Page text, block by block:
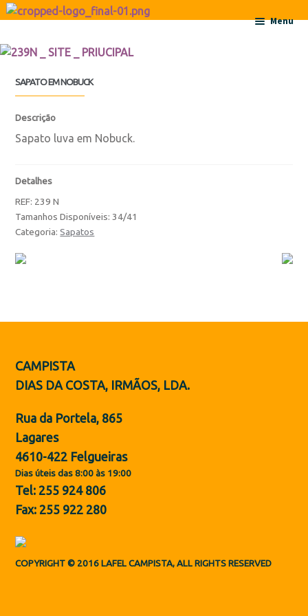
Ir para a navegação
Saltar para o conteúdo
Menu
Botas
Botas
ES
SAPATO EM NOBUCK
Descrição
Sapato luva em Nobuck.
Detalhes
REF: 239 N
Tamanhos Disponíveis: 34/41
Categoria:Sapatos
CAMPISTA
DIAS DA COSTA, IRMÃOS, LDA.
Rua da Portela, 865
Lagares
4610-422 Felgueiras
Dias úteis das 8:00 às 19:00
Tel: 255 924 806
Fax: 255 922 280
COPYRIGHT © 2016 LAFEL CAMPISTA, ALL RIGHTS RESERVED